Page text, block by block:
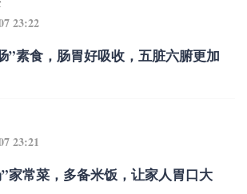
23:22
”素食，肠胃好吸收，五脏六腑更加
23:21
家常菜，多备米饭，让家人胃口大